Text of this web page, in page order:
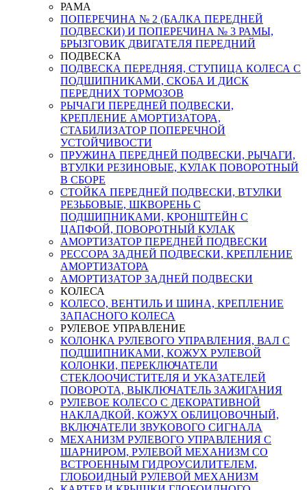
РАМА
ПОПЕРЕЧИНА № 2 (БАЛКА ПЕРЕДНЕЙ
ПОДВЕСКИ) И ПОПЕРЕЧИНА № 3 РАМЫ,
БРЫЗГОВИК ДВИГАТЕЛЯ ПЕРЕДНИЙ
ПОДВЕСКА
ПОДВЕСКА ПЕРЕДНЯЯ, СТУПИЦА КОЛЕСА С
ПОДШИПНИКАМИ, СКОБА И ДИСК
ПЕРЕДНИХ ТОРМОЗОВ
РЫЧАГИ ПЕРЕДНЕЙ ПОДВЕСКИ,
КРЕПЛЕНИЕ АМОРТИЗАТОРА,
СТАБИЛИЗАТОР ПОПЕРЕЧНОЙ
УСТОЙЧИВОСТИ
ПРУЖИНА ПЕРЕДНЕЙ ПОДВЕСКИ, РЫЧАГИ,
ВТУЛКИ РЕЗИНОВЫЕ, КУЛАК ПОВОРОТНЫЙ
В СБОРЕ
СТОЙКА ПЕРЕДНЕЙ ПОДВЕСКИ, ВТУЛКИ
РЕЗЬБОВЫЕ, ШКВОРЕНЬ С
ПОДШИПНИКАМИ, КРОНШТЕЙН С
ЦАПФОЙ, ПОВОРОТНЫЙ КУЛАК
АМОРТИЗАТОР ПЕРЕДНЕЙ ПОДВЕСКИ
РЕССОРА ЗАДНЕЙ ПОДВЕСКИ, КРЕПЛЕНИЕ
АМОРТИЗАТОРА
АМОРТИЗАТОР ЗАДНЕЙ ПОДВЕСКИ
КОЛЕСА
КОЛЕСО, ВЕНТИЛЬ И ШИНА, КРЕПЛЕНИЕ
ЗАПАСНОГО КОЛЕСА
РУЛЕВОЕ УПРАВЛЕНИЕ
КОЛОНКА РУЛЕВОГО УПРАВЛЕНИЯ, ВАЛ С
ПОДШИПНИКАМИ, КОЖУХ РУЛЕВОЙ
КОЛОНКИ, ПЕРЕКЛЮЧАТЕЛИ
СТЕКЛООЧИСТИТЕЛЯ И УКАЗАТЕЛЕЙ
ПОВОРОТА, ВЫКЛЮЧАТЕЛЬ ЗАЖИГАНИЯ
РУЛЕВОЕ КОЛЕСО С ДЕКОРАТИВНОЙ
НАКЛАДКОЙ, КОЖУХ ОБЛИЦОВОЧНЫЙ,
ВКЛЮЧАТЕЛИ ЗВУКОВОГО СИГНАЛА
МЕХАНИЗМ РУЛЕВОГО УПРАВЛЕНИЯ С
ШАРНИРОМ, РУЛЕВОЙ МЕХАНИЗМ СО
ВСТРОЕННЫМ ГИДРОУСИЛИТЕЛЕМ,
ГЛОБОИДНЫЙ РУЛЕВОЙ МЕХАНИЗМ